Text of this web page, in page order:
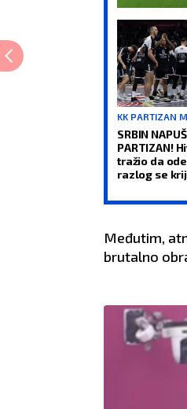
SRBIN
PARTIZAN!
tražio da
razlog se
Međutim,
brutalno